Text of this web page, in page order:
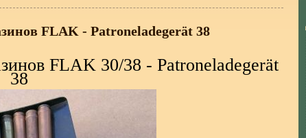
FLAK - Patroneladegerät 38
FLAK 30/38 - Patroneladegerät
38